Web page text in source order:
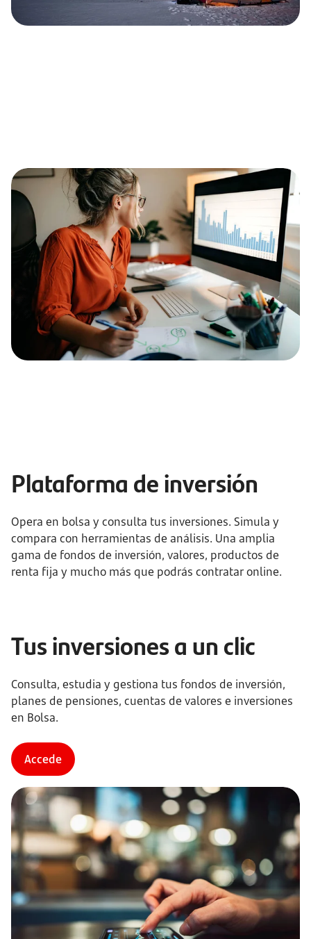
Plataforma de inversión
Opera en bolsa y consulta tus inversiones. Simula y
compara con herramientas de análisis. Una amplia
gama de fondos de inversión, valores, productos de
renta fija y mucho más que podrás contratar online.
Tus inversiones a un clic
Consulta, estudia y gestiona tus fondos de inversión,
planes de pensiones, cuentas de valores e inversiones
en Bolsa.
Accede